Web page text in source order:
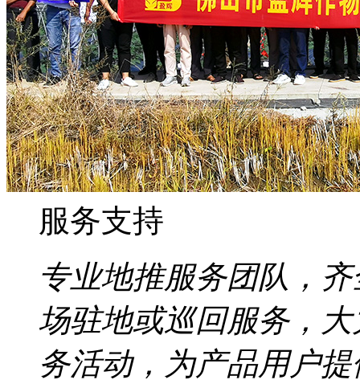
服务支持
专业地推服务团队，
场驻地或巡回服务，
务活动，为产品用户